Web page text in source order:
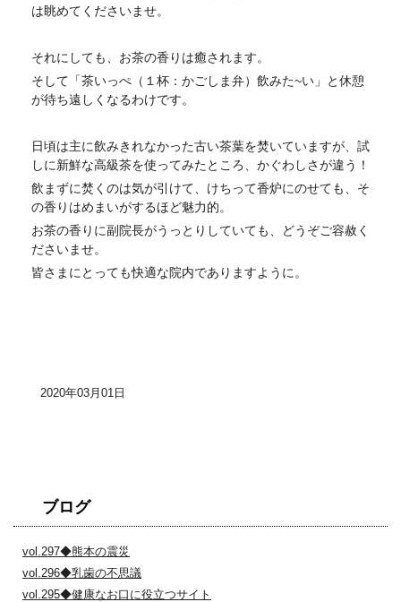
は眺めてくださいませ。
それにしても、お茶の香りは癒されます。
そして「茶いっぺ（１杯：かごしま弁）飲みた~い」と休憩
が待ち遠しくなるわけです。
日頃は主に飲みきれなかった古い茶葉を焚いていますが、試
しに新鮮な高級茶を使ってみたところ、かぐわしさが違う！
飲まずに焚くのは気が引けて、けちって香炉にのせても、そ
の香りはめまいがするほど魅力的。
お茶の香りに副院長がうっとりしていても、どうぞご容赦く
ださいませ。
皆さまにとっても快適な院内でありますように。
2020年03月01日
ブログ
vol.297◆熊本の震災
vol.296◆乳歯の不思議
vol.295◆健康なお口に役立つサイト